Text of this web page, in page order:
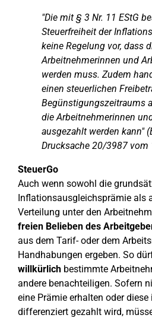
"Die mit § 3 Nr. 11 EStG
Steuerfreiheit der
keine Regelung vor, dass
Arbeitnehmerinnen und
werden muss. Zudem
einen steuerlichen
Begünstigungszeitraums
die Arbeitnehmerinnen
ausgezahlt werden kann"
Drucksache 20/3987 vom
SteuerGo
Auch wenn sowohl die
Inflationsausgleichsprämie als
Verteilung unter den
freien Belieben des
aus dem Tarif- oder dem
Handhabungen ergeben. So
willkürlich bestimmte
andere benachteiligen. Sofern
eine Prämie erhalten oder diese
differenziert gezahlt wird,